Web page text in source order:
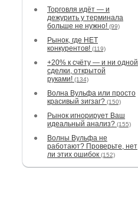
Торговля идёт — и
дежурить у терминала
больше не нужно! (99)
Рынок, где НЕТ
конкурентов! (119)
+20% к счёту — и ни одной
сделки, открытой
руками! (134)
Волна Вульфа или просто
красивый зигзаг? (150)
Рынок игнорирует Ваш
идеальный анализ? (155)
Волны Вульфа не
работают? Проверьте, нет
ли этих ошибок (152)